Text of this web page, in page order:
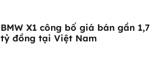
BMW X1 công bố giá bán gần 1,7
tỷ đồng tại Việt Nam